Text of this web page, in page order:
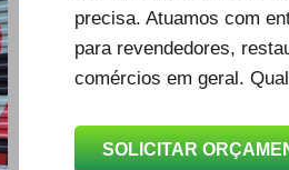
precisa. Atuamos com
para revendedores,
comércios em geral.
SOLICITAR